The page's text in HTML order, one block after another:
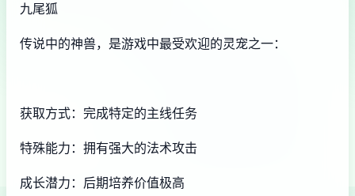
九尾狐
传说中的神兽，是游戏中最受欢迎的灵宠之一：
获取方式：完成特定的主线任务
特殊能力：拥有强大的法术攻击
成长潜力：后期培养价值极高